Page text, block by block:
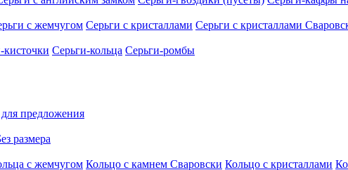
с жемчугом Серьги с кристаллами Серьги с кристаллами
кисточки Серьги-кольца Серьги-ромбы
предложения
размера
с жемчугом Кольцо с камнем Сваровски Кольцо с кристаллами